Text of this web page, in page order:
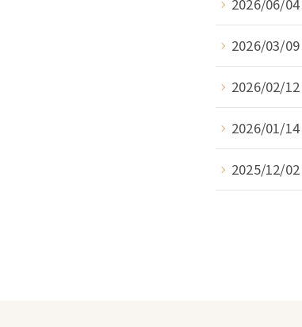
2026/06/04
2026/03/09
2026/02/12
2026/01/14
2025/12/02